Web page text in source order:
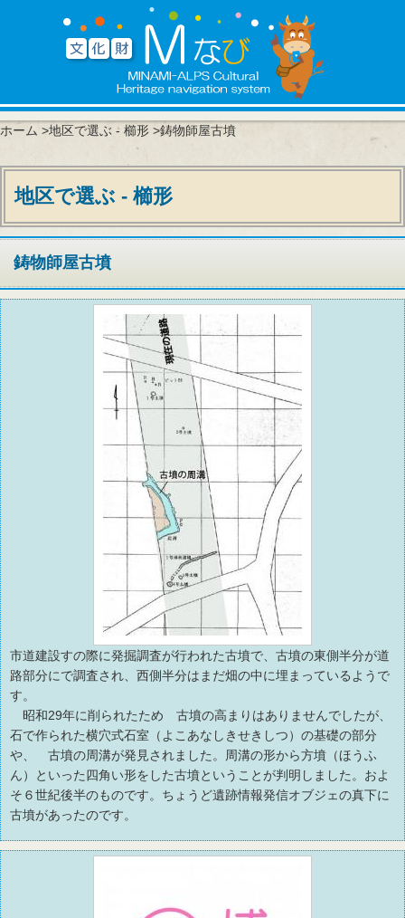
ホーム >地区で選ぶ - 櫛形 >鋳物師屋古墳
地区で選ぶ - 櫛形
鋳物師屋古墳
市道建設すの際に発掘調査が行われた古墳で、古墳の東側半分が道
路部分にで調査され、西側半分はまだ畑の中に埋まっているようで
す。
昭和29年に削られたため 古墳の高まりはありませんでしたが、
石で作られた横穴式石室（よこあなしきせきしつ）の基礎の部分
や、 古墳の周溝が発見されました。周溝の形から方墳（ほうふ
ん）といった四角い形をした古墳ということが判明しました。およ
そ６世紀後半のものです。ちょうど遺跡情報発信オブジェの真下に
古墳があったのです。